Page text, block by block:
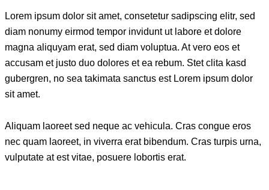
Lorem ipsum dolor sit amet, consetetur sadipscing elitr, sed
diam nonumy eirmod tempor invidunt ut labore et dolore
magna aliquyam erat, sed diam voluptua. At vero eos et
accusam et justo duo dolores et ea rebum. Stet clita kasd
gubergren, no sea takimata sanctus est Lorem ipsum dolor
sit amet.
Aliquam laoreet sed neque ac vehicula. Cras congue eros
nec quam laoreet, in viverra erat bibendum. Cras turpis urna,
vulputate at est vitae, posuere lobortis erat.